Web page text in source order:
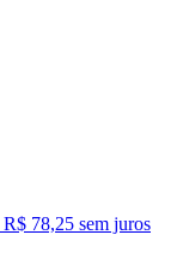
R$ 78,25 sem juros